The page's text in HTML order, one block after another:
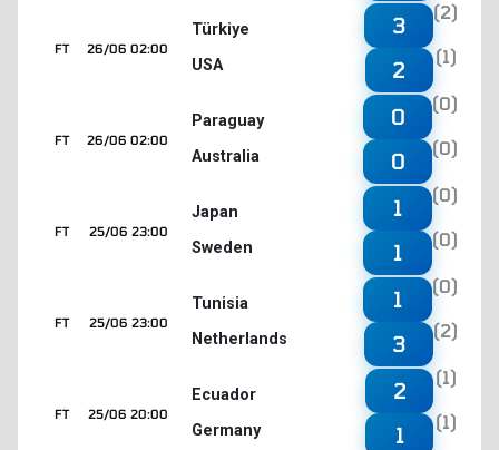
26/06 02:00
FT
Türkiye
USA
3
(2)
2
(1)
26/06 02:00
FT
Paraguay
Australia
0
(0)
0
(0)
25/06 23:00
FT
Japan
Sweden
1
(0)
1
(0)
25/06 23:00
FT
Tunisia
Netherlands
1
(0)
3
(2)
25/06 20:00
FT
Ecuador
Germany
2
(1)
1
(1)